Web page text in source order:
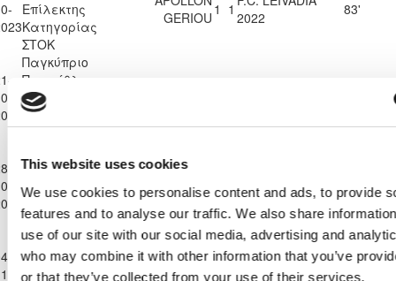
This website uses cookies
We use cookies to personalise content and ads, to provide
features and to analyse our traffic. We also share
use of our site with our social media, advertising and
who may combine it with other information that you’ve
or that they’ve collected from your use of their services.
Επίλεκτης
Κατηγορίας
ΣΤΟΚ
GERIOU 1 1 2022
83'
Παγκύπριο
Πρωτάθλημα
Επίλεκτης
Κατηγορίας
ΣΤΟΚ
Πρωτάθλημα
Επίλεκτης
Κατηγορίας
ΣΤΟΚ
ΛΑΚΑΤΑΜΙΑΣ
2022
Παγκύπριο
Πρωτάθλημα
Επίλεκτης
F.C. LEIVADIA 2 1 DINAMO
69'